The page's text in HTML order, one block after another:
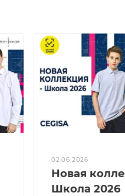
02.06.2026
Новая
Школа 2026